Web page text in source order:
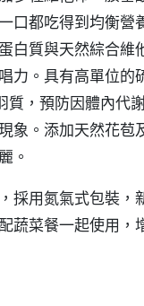
口都吃得到均衡營
白質與天然綜合維
力。具有高單位的
質，預防因體內代
象。添加天然花苞
。
採用氮氣式包裝，
蔬菜餐一起使用，